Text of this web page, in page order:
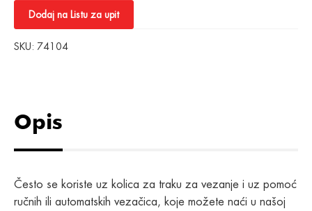
Dodaj na Listu za upit
SKU: 74104
Opis
Često se koriste uz kolica za traku za vezanje i uz pomoć
ručnih ili automatskih vezačica, koje možete naći u našoj